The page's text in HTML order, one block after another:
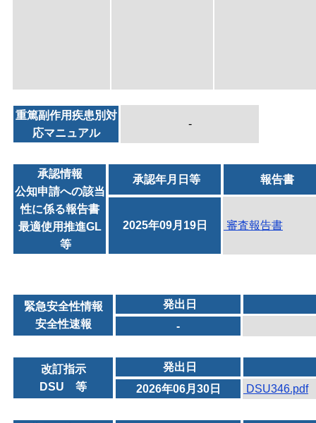
重篤副作用疾患別対
応マニュアル
-
承認情報
公知申請への該当
性に係る報告書
最適使用推進GL
等
承認年月日等 報告書
2025年09月19日 審査報告書
緊急安全性情報
安全性速報
発出日
-
改訂指示
DSU 等
発出日
2026年06月30日
DSU346.pdf